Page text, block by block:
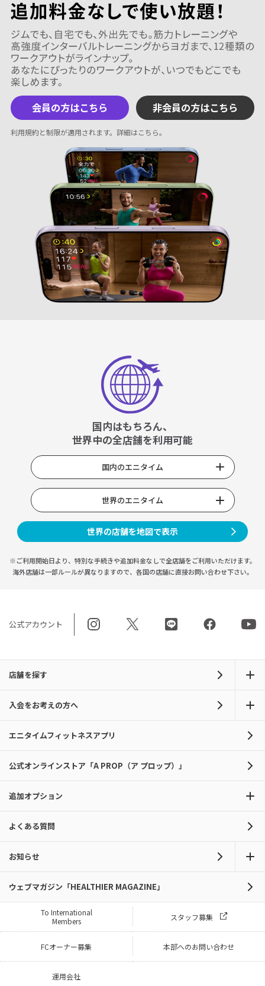
会員の方はこちら 非会員の方はこちら
利用規約と制限が適用されます。 詳細はこちら。
国内はもちろん、
世界中の全店舗を利用可能
国内のエニタイム
世界のエニタイム
世界の店舗を地図で表示
※ご利用開始日より、特別な手続きや追加料金なしで全店舗をご利用いただけます。
海外店舗は一部ルールが異なりますので、 各国の店舗に直接お問い合わせ下さい。
公式アカウント
店舗を探す
入会をお考えの方へ
エニタイムフィットネスアプリ
公式オンラインストア「A PROP（ア プロップ）」
追加オプション
よくある質問
お知らせ
ウェブマガジン「HEALTHIER MAGAZINE」
To International
Members
スタッフ募集
FCオーナー募集 本部へのお問い合わせ
運用会社